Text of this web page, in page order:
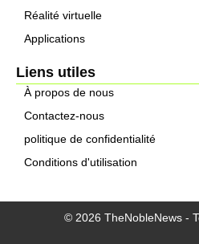
Réalité virtuelle
Applications
Liens utiles
À propos de nous
Contactez-nous
politique de confidentialité
Conditions d'utilisation
© 2026 TheNobleNews -